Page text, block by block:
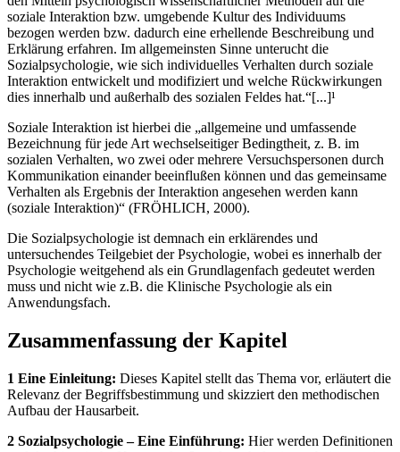
soziale Interaktion bzw. umgebende Kultur des Individuums
bezogen werden bzw. dadurch eine erhellende Beschreibung und
Erklärung erfahren. Im allgemeinsten Sinne unterucht die
Sozialpsychologie, wie sich individuelles Verhalten durch soziale
Interaktion entwickelt und modifiziert und welche Rückwirkungen
dies innerhalb und außerhalb des sozialen Feldes hat.“[...]¹
Soziale Interaktion ist hierbei die „allgemeine und umfassende
Bezeichnung für jede Art wechselseitiger Bedingtheit, z. B. im
sozialen Verhalten, wo zwei oder mehrere Versuchspersonen durch
Kommunikation einander beeinflußen können und das gemeinsame
Verhalten als Ergebnis der Interaktion angesehen werden kann
(soziale Interaktion)“ (FRÖHLICH, 2000).
Die Sozialpsychologie ist demnach ein erklärendes und
untersuchendes Teilgebiet der Psychologie, wobei es innerhalb der
Psychologie weitgehend als ein Grundlagenfach gedeutet werden
muss und nicht wie z.B. die Klinische Psychologie als ein
Anwendungsfach.
Zusammenfassung der Kapitel
1 Eine Einleitung: Dieses Kapitel stellt das Thema vor, erläutert die
Relevanz der Begriffsbestimmung und skizziert den methodischen
Aufbau der Hausarbeit.
2 Sozialpsychologie – Eine Einführung: Hier werden Definitionen